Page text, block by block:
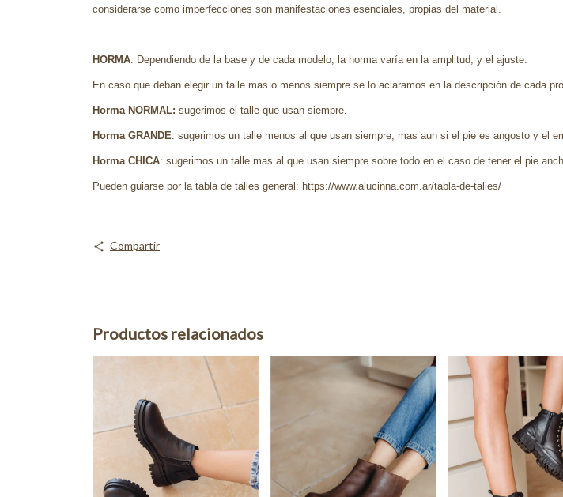
considerarse como imperfecciones son manifestaciones esenciales, propias del material.
HORMA: Dependiendo de la base y de cada modelo, la horma varía en la amplitud, y el ajuste.
En caso que deban elegir un talle mas o menos siempre se lo aclaramos en la descripción de cada
Horma NORMAL: sugerimos el talle que usan siempre.
Horma GRANDE: sugerimos un talle menos al que usan siempre, mas aun si el pie es angosto y el
Horma CHICA: sugerimos un talle mas al que usan siempre sobre todo en el caso de tener el pie
Pueden guiarse por la tabla de talles general: https://www.alucinna.com.ar/tabla-de-talles/
Compartir
Productos relacionados